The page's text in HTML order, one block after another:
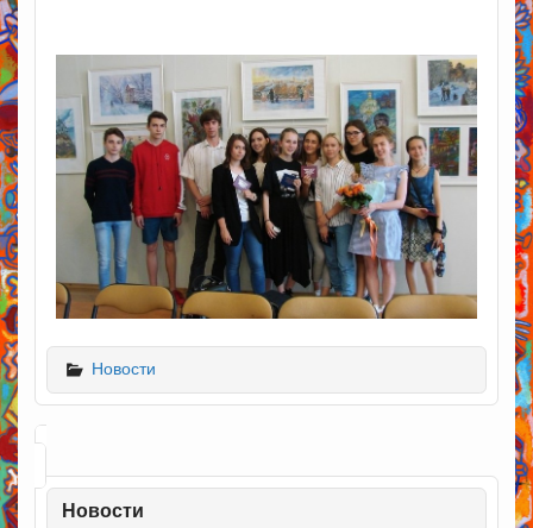
Новости
Новости